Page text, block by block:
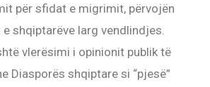
për sfidat e migrimit, përvojën
shqiptarëve larg vendlindjes.
vlerësimi i opinionit publik të
Diasporës shqiptare si “pjesë”